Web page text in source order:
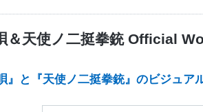
＆天使ノ二挺拳銃 Official
』と『天使ノ二挺拳銃』のビジュア